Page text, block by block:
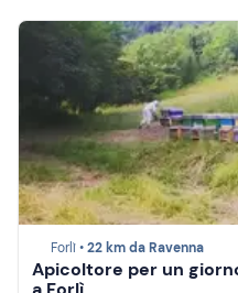
Forlì •22 km da Ravenna
Apicoltore per un